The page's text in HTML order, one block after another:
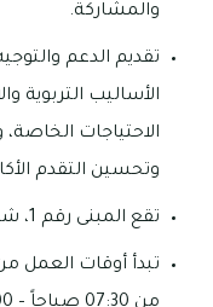
والمشاركة.
تقديم الدعم
الأساليب التربوية
الاحتياجات
وتحسين التقدم
تقع المبنى رقم 1، شارع رقم 21، البرشاء 1